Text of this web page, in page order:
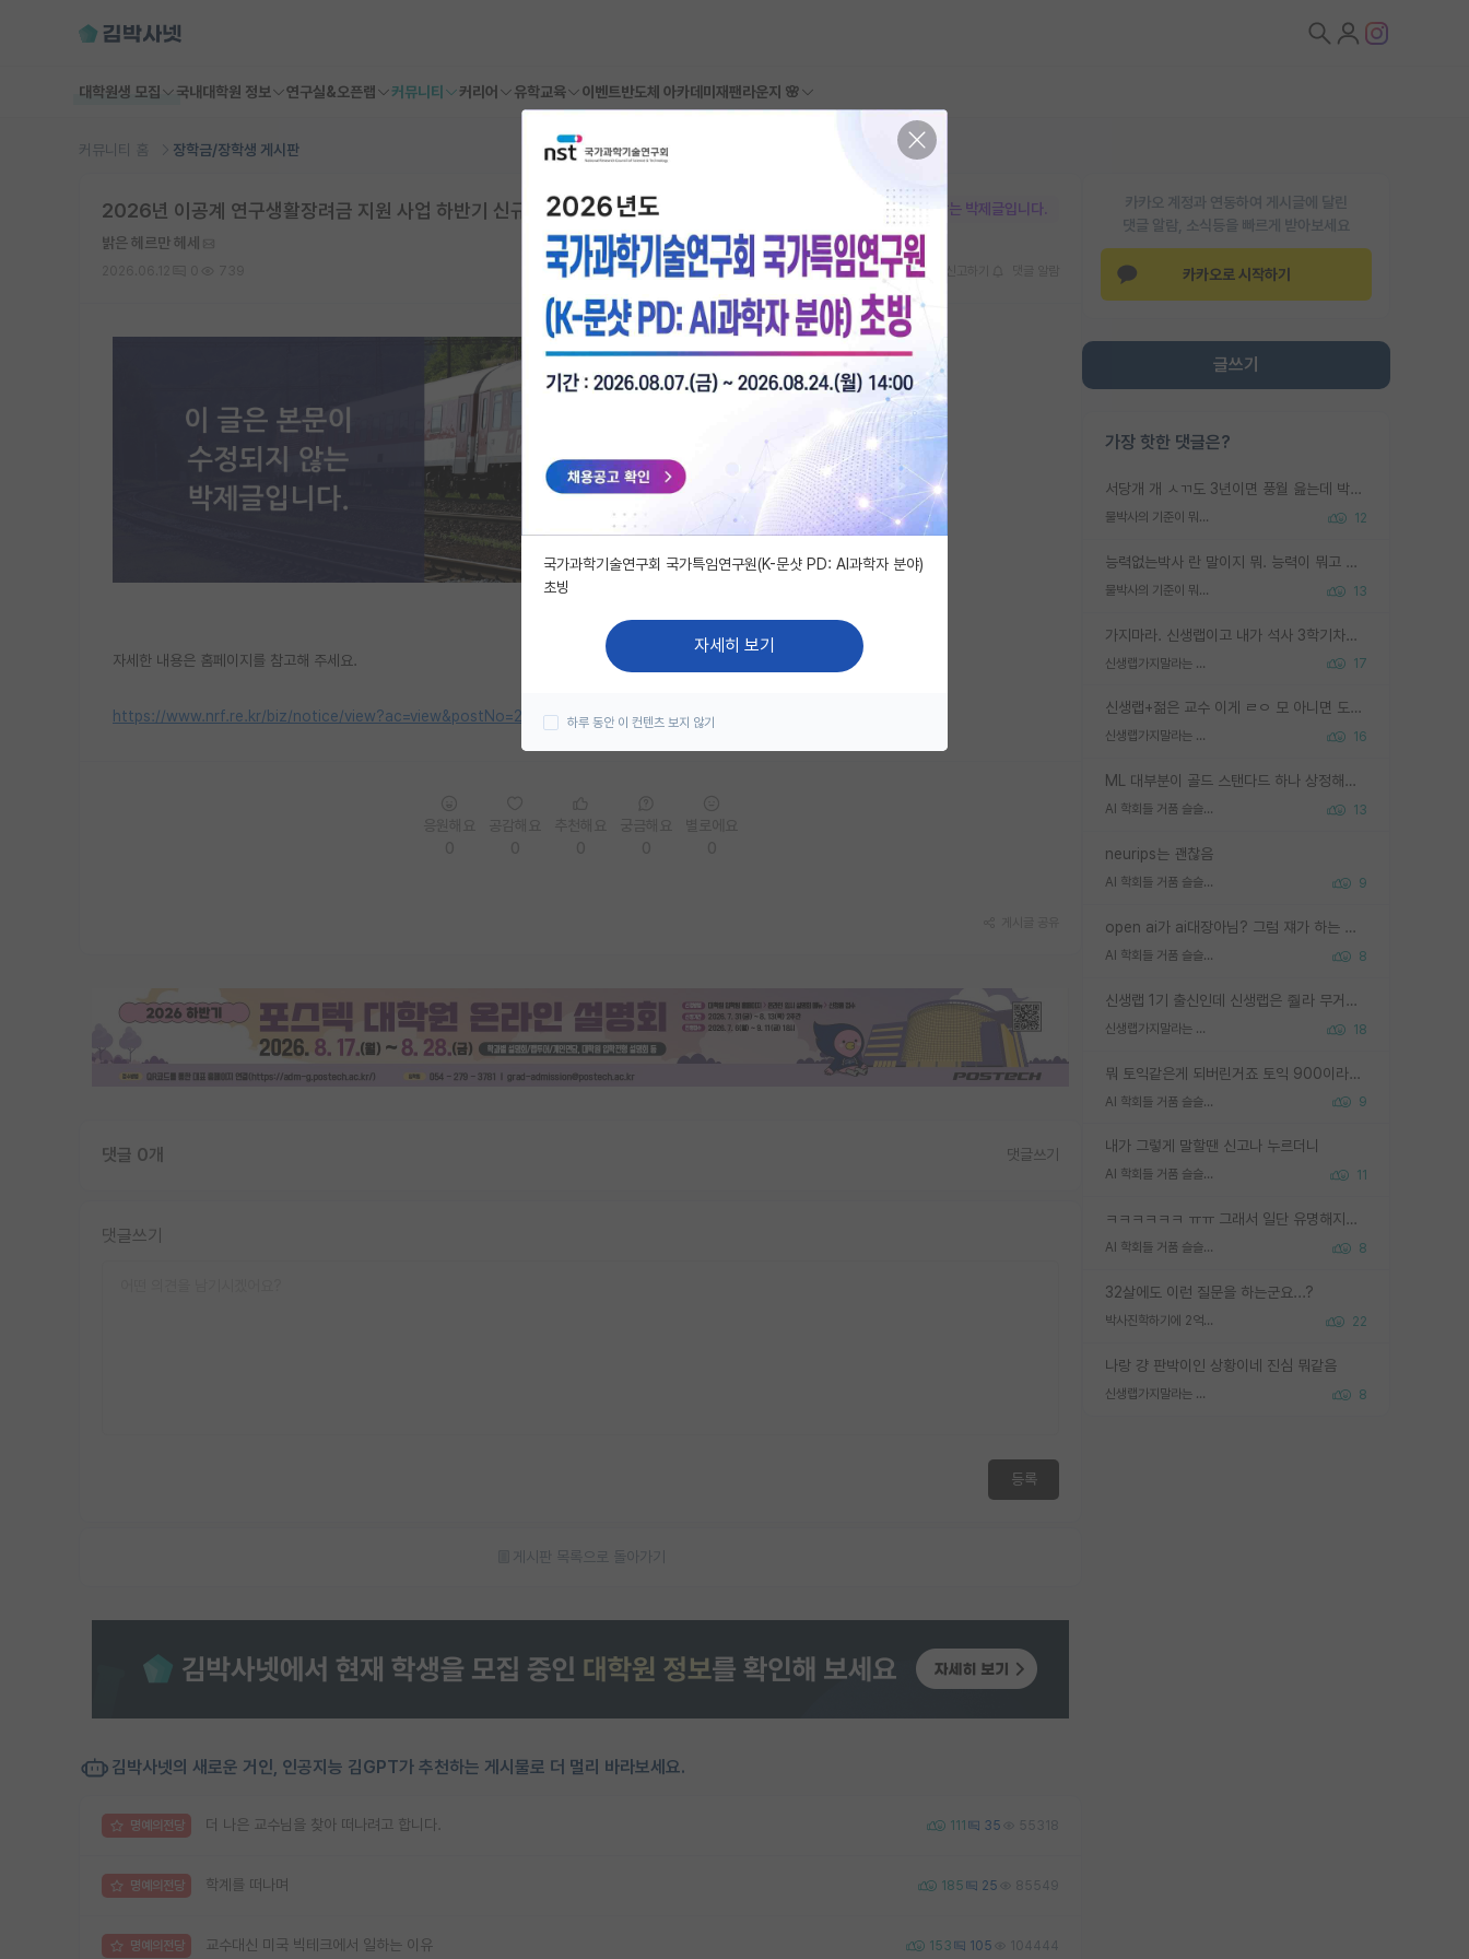
대학원생 모집 국내대학원 정보 연구실&오픈랩 커뮤니티 커리어 유학교육 이벤트반도체 아카데미 재팬라운지 🌸
커뮤니티 홈 장학금/장학생 게시판
카카오 계정과 연동하여 게시글에 달린
댓글 알람, 소식등을 빠르게 받아보세요
카카오로 시작하기
글쓰기
가장 핫한 댓글은?
서당개 개 ㅅㄲ도 3년이면 풍월 읊는데 박사 5년 이상 대리고 있으면서 물된건 교수 탓 맞는ㄱ게 거기가 서당이 아니란 소리임
물박사의 기준이 뭐임? 12
능력없는박사 란 말이지 뭐. 능력이 뭐고 능력이 있다는게 뭔지는 사람마다 기준이 다르니까 얘기해봐야 서로 자기 기준만 얘기해서 논쟁이 끝이 안나고. 주위에서 능력있고 야심있는 신입생이 교수가 유의미한 피드백을 아예 안주면서 제대로된 과제에 참여해볼 기회도 제공하지 않고 잡일 뺑뺑이만 돌려서 맨날 단순작업만 하면서 밤새다가 눈빛이 점점 죽어가는걸 본 사람은 물박사는 교수탓이라고 하고, 교수는 이것저것 알려도 주고 기회도 주고 사수 동기 붙여주면서 어떻게든 끌고가려고 하는데 본인이 매일 뺀질거리면서 출근 하는둥마는둥 하다가 기껏 와서도 폰이나 쳐다보다가 실험 망치고 저녁약속있어서 먼저 가볼게요~ 하는걸 본 사람은 물박사는 본인탓이라고 함.
물박사의 기준이 뭐임? 13
가지마라. 신생랩이고 내가 석사 3학기차인데 최고참인데 나도 아무것도 모르는데 교수가 후배들 왜 논문 교육 안시키냐. 논문 왜 안 써오냐 닦달한다
신생랩가지말라는 이유가 있었구나 17
신생랩+젊은 교수 이게 ㄹㅇ 모 아니면 도인듯.
신생랩가지말라는 이유가 있었구나 16
ML 대부분이 골드 스탠다드 하나 상정해놓고 (벤치마크 데이터셋이 여러 개면 여러 개 상정) 그거 얼마나 잘 맞추나 싸움임 가끔 번뜩이는 설계 철학을 보여주는 논문들도 있지만 대부분 그거 성적 얼마나 더 올리느라에 혈안이 되어 있는 측면이 잇음
AI 학회들 거품 슬슬 지적이 나오네요 13
neurips는 괜찮음
AI 학회들 거품 슬슬 지적이 나오네요 9
open ai가 ai대장아님? 그럼 쟤가 하는 말이 다 맞겠네
AI 학회들 거품 슬슬 지적이 나오네요 8
신생랩 1기 출신인데 신생랩은 줠라 무거운 바벨 같은거임. 들면 대박인데 못들면 깔려 죽음. 아무도 알려주지 않는 환경에서 자생해야하지만, 일단 살아남았다면 그 어떤 사람보다 악착같고 생존력 높은 사람으로 거듭날 수 있음
신생랩가지말라는 이유가 있었구나 18
뭐 토익같은게 되버린거죠 토익 900이라고 영어잘하는건 아닙니다만 잘하는사람은 다 900을 넘는 그런
AI 학회들 거품 슬슬 지적이 나오네요 9
내가 그렇게 말할땐 신고나 누르더니
AI 학회들 거품 슬슬 지적이 나오네요 11
ㅋㅋㅋㅋㅋㅋ ㅠㅠ 그래서 일단 유명해지는게 중요한거같습니다
AI 학회들 거품 슬슬 지적이 나오네요 8
32살에도 이런 질문을 하는군요...?
박사진학하기에 2억은 괜찮은 (?) 정도의 경제력인가요 22
나랑 걍 판박이인 상황이네 진심 뭐같음
신생랩가지말라는 이유가 있었구나 8
본문이 수정되지 않는 박제글입니다.
2026년 이공계 연구생활장려금 지원 사업 하반기 신규과제 공고
밝은 헤르만 헤세
스크랩
자세한 내용은 홈페이지를 참고해 주세요.
https://www.nrf.re.kr/biz/notice/view?ac=view&postNo=275093&menuNo=362&bizNo=645
댓글 0개 댓글쓰기
댓글쓰기
등록
게시판 목록으로 돌아가기
김박사넷의 새로운 거인, 인공지능 김GPT가 추천하는 게시물로 더 멀리 바라보세요.
명예의전당 더 나은 교수님을 찾아 떠나려고 합니다. 111 35 55318
명예의전당 학계를 떠나며 185 25 85549
명예의전당 교수대신 미국 빅테크에서 일하는 이유 153 105 104444
국가과학기술연구회 국가특임연구원(K-문샷 PD: AI과학자 분야)
초빙
자세히 보기
하루 동안 이 컨텐츠 보지 않기